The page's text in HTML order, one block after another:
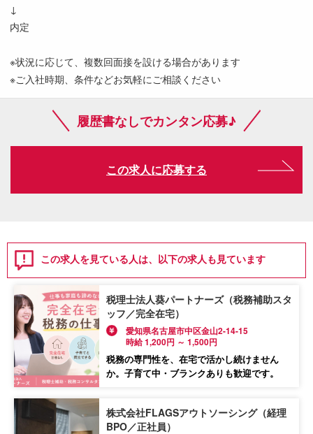
↓
内定
※状況に応じて、複数回面接を設ける場合があります
※ご入社時期、条件などお気軽にご相談ください
履歴書なしでカンタン応募♪
この求人に応募する
この求人を見ている人は、以下の求人も見ています
税理士法人葵パートナーズ（税務補助スタ
ッフ／完全在宅）
愛知県名古屋市中区金山2-14-15
時給 1,200円 ～ 1,500円
税務の専門性を、在宅で活かし続けません
か。子育て中・ブランクありも歓迎です。
株式会社FLAGSアウトソーシング（経理
BPO／正社員）